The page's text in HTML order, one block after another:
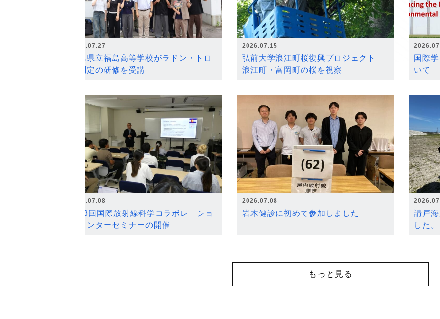
2026.07.27
福島県立福島高等学校がラドン・トロ
ン測定の研修を受講
2026.07.15
弘前大学浪江町桜復興プロジェクト
浪江町・富岡町の桜を視察
国際
いて
2026.07.08
第18回国際放射線科学コラボレーショ
ンセンターセミナーの開催
2026.07.08
岩木健診に初めて参加しました
請戸
した。
もっと見る